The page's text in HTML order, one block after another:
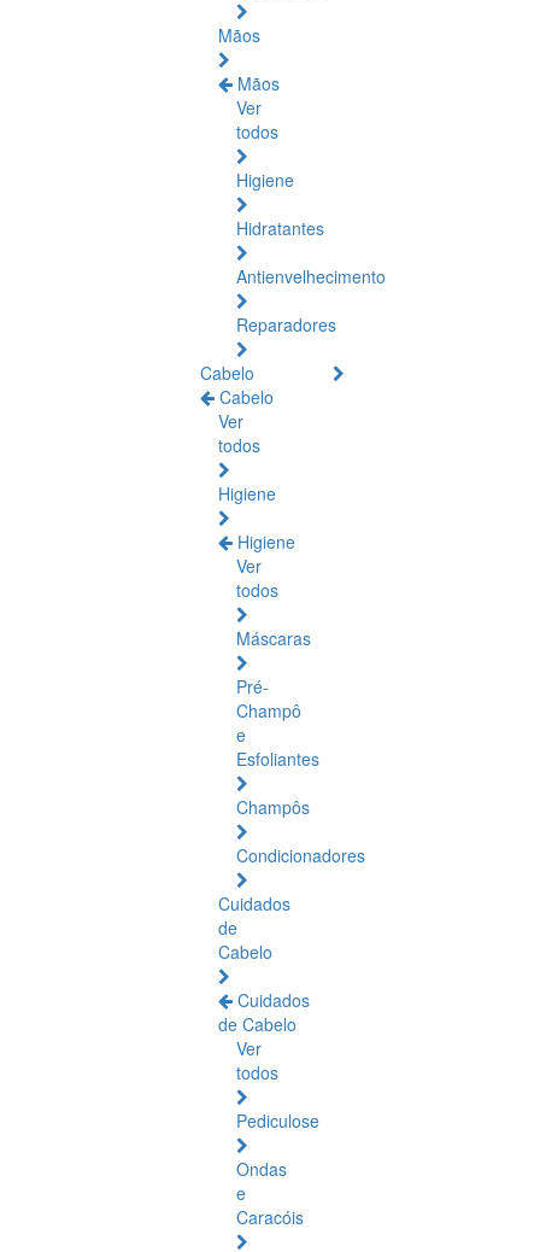
Mãos
Mãos
Ver
todos
Higiene
Hidratantes
Antienvelhecimento
Reparadores
Cabelo
Cabelo
Ver
todos
Higiene
Higiene
Ver
todos
Máscaras
Pré-
Champô
e
Esfoliantes
Champôs
Condicionadores
Cuidados
de
Cabelo
Cuidados
de Cabelo
Ver
todos
Pediculose
Ondas
e
Caracóis